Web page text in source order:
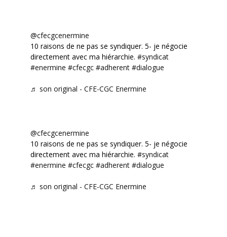
@cfecgcenermine
10 raisons de ne pas se syndiquer. 5- je négocie
directement avec ma hiérarchie. #syndicat
#enermine #cfecgc #adherent #dialogue
♬ son original - CFE-CGC Enermine
@cfecgcenermine
10 raisons de ne pas se syndiquer. 5- je négocie
directement avec ma hiérarchie. #syndicat
#enermine #cfecgc #adherent #dialogue
♬ son original - CFE-CGC Enermine